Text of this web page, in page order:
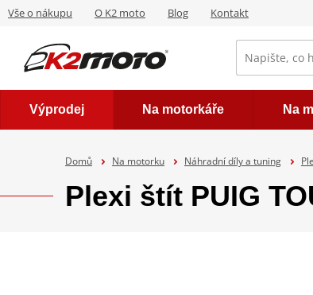
Vše o nákupu O K2 moto Blog Kontakt
Výprodej Na motorkáře Na
Domů Na motorku Náhradní díly a tuning
Plexi štít PUIG